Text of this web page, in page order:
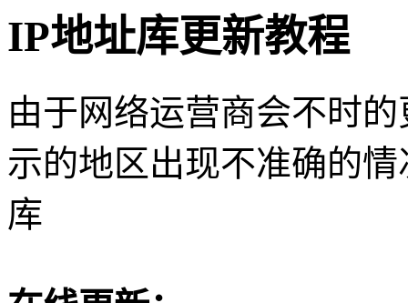
IP地址库更新教程
由于网络运营商会不时
示的地区出现不准确的
库